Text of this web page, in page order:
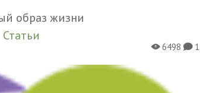
образ жизни
Статьи
X6498K1